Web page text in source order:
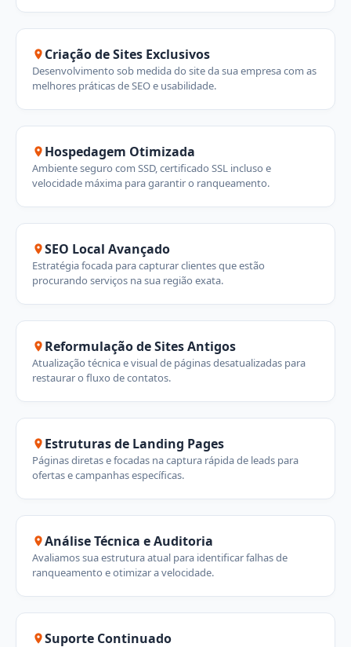
Criação de Sites Exclusivos
Desenvolvimento sob medida do site da sua empresa com as
melhores práticas de SEO e usabilidade.
Hospedagem Otimizada
Ambiente seguro com SSD, certificado SSL incluso e
velocidade máxima para garantir o ranqueamento.
SEO Local Avançado
Estratégia focada para capturar clientes que estão
procurando serviços na sua região exata.
Reformulação de Sites Antigos
Atualização técnica e visual de páginas desatualizadas para
restaurar o fluxo de contatos.
Estruturas de Landing Pages
Páginas diretas e focadas na captura rápida de leads para
ofertas e campanhas específicas.
Análise Técnica e Auditoria
Avaliamos sua estrutura atual para identificar falhas de
ranqueamento e otimizar a velocidade.
Suporte Continuado